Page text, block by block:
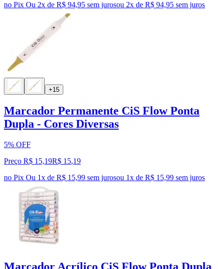
no Pix Ou 2x de R$ 94,95 sem jurosou 2x de R$ 94,95 sem juros
+15
Marcador Permanente CiS Flow Ponta
Dupla - Cores Diversas
5% OFF
Preço R$ 15,19R$ 15,19
no Pix Ou 1x de R$ 15,99 sem jurosou 1x de R$ 15,99 sem juros